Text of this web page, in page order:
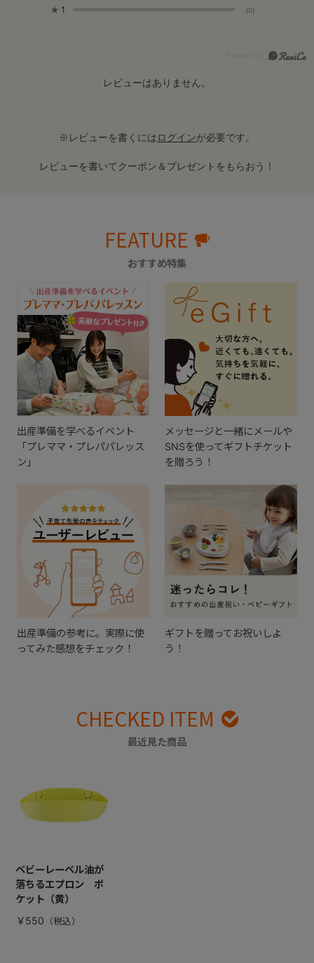
★ 1 (0)
レビューはありません。
※レビューを書くにはログインが必要です。
レビューを書いてクーポン＆プレゼントをもらおう！
FEATURE
おすすめ特集
出産準備を学べるイベント
「プレママ・プレパパレッス
ン」
メッセージと一緒にメールや
SNSを使ってギフトチケット
を贈ろう！
出産準備の参考に。実際に使
ってみた感想をチェック！
ギフトを贈ってお祝いしよ
う！
CHECKED ITEM
最近見た商品
ベビーレーベル油が
落ちるエプロン ポ
ケット（黄）
￥550